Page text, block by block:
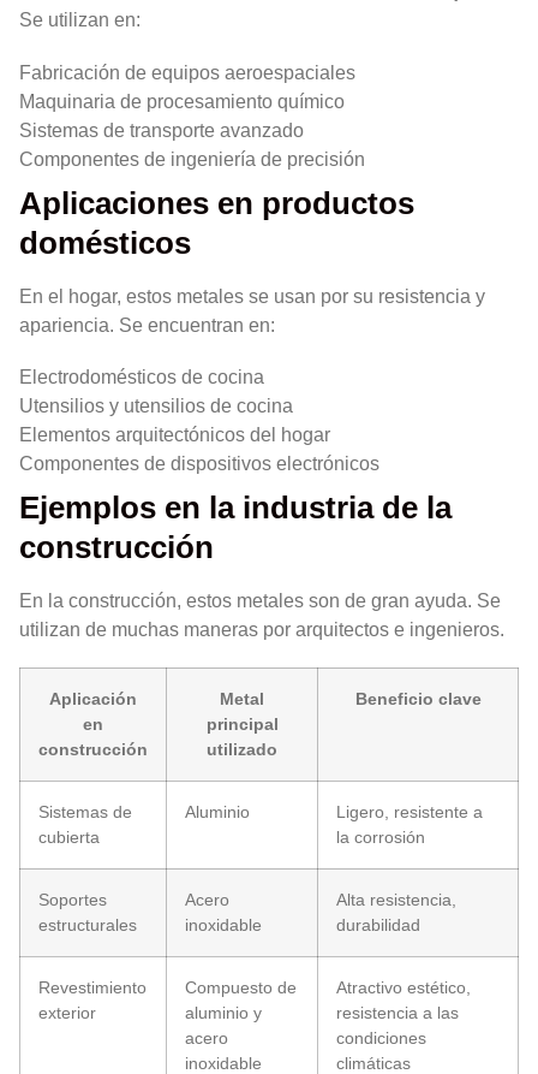
Se utilizan en:
Fabricación de equipos aeroespaciales
Maquinaria de procesamiento químico
Sistemas de transporte avanzado
Componentes de ingeniería de precisión
Aplicaciones en productos
domésticos
En el hogar, estos metales se usan por su resistencia y
apariencia. Se encuentran en:
Electrodomésticos de cocina
Utensilios y utensilios de cocina
Elementos arquitectónicos del hogar
Componentes de dispositivos electrónicos
Ejemplos en la industria de la
construcción
En la construcción, estos metales son de gran ayuda. Se
utilizan de muchas maneras por arquitectos e ingenieros.
Aplicación
en
construcción
Metal
principal
utilizado
Beneficio clave
Sistemas de
cubierta
Aluminio
Ligero, resistente a
la corrosión
Soportes
estructurales
Acero
inoxidable
Alta resistencia,
durabilidad
Revestimiento
exterior
Compuesto de
aluminio y
acero
inoxidable
Atractivo estético,
resistencia a las
condiciones
climáticas